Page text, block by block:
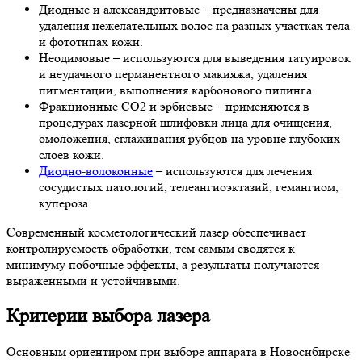
Диодные и александритовые – предназначены для
удаления нежелательных волос на разных участках тела
и фототипах кожи.
Неодимовые – используются для выведения татуировок
и неудачного перманентного макияжа, удаления
пигментации, выполнения карбонового пилинга
Фракционные СО2 и эрбиевые – применяются в
процедурах лазерной шлифовки лица для очищения,
омоложения, сглаживания рубцов на уровне глубоких
слоев кожи.
Диодно-волоконные– используются для лечения
сосудистых патологий, телеангиоэктазий, гемангиом,
купероза.
Современный косметологический лазер обеспечивает
контролируемость обработки, тем самым сводятся к
минимуму побочные эффекты, а результаты получаются
выраженными и устойчивыми.
Критерии выбора лазера
Основным ориентиром при выборе аппарата в Новосибирске